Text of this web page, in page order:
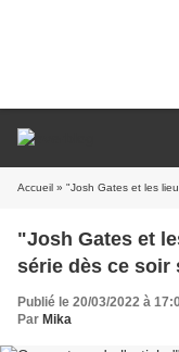
Accueil » "Josh Gates et les lieux
"Josh Gates et
série dès ce soir
Publié le 20/03/2022 à
Par Mika